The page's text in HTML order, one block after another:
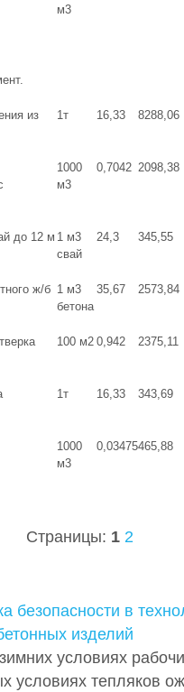
м3
из
1т 16,33 8288,06
1000
м3
0,7042 2098,38
до 12 м 1 м3
свай
24,3 345,55
ж/б 1 м3
бетона
35,67 2573,84
100 м2 0,942 2375,11
1т 16,33 343,69
1000
м3
0,03475465,88
Страницы: 1 2
безопасности в
изделий
условиях
условиях тепляков